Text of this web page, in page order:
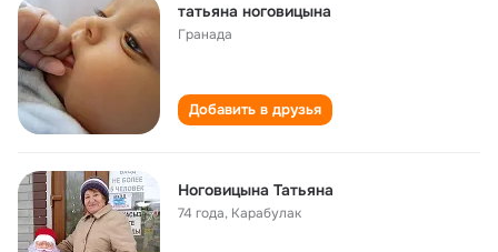
татьяна ноговицына
Гранада
Добавить в друзья
Ноговицына Татьяна
74 года, Карабулак